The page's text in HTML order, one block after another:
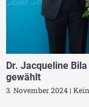
Dr. Jacqueline
gewählt
3. November 2024